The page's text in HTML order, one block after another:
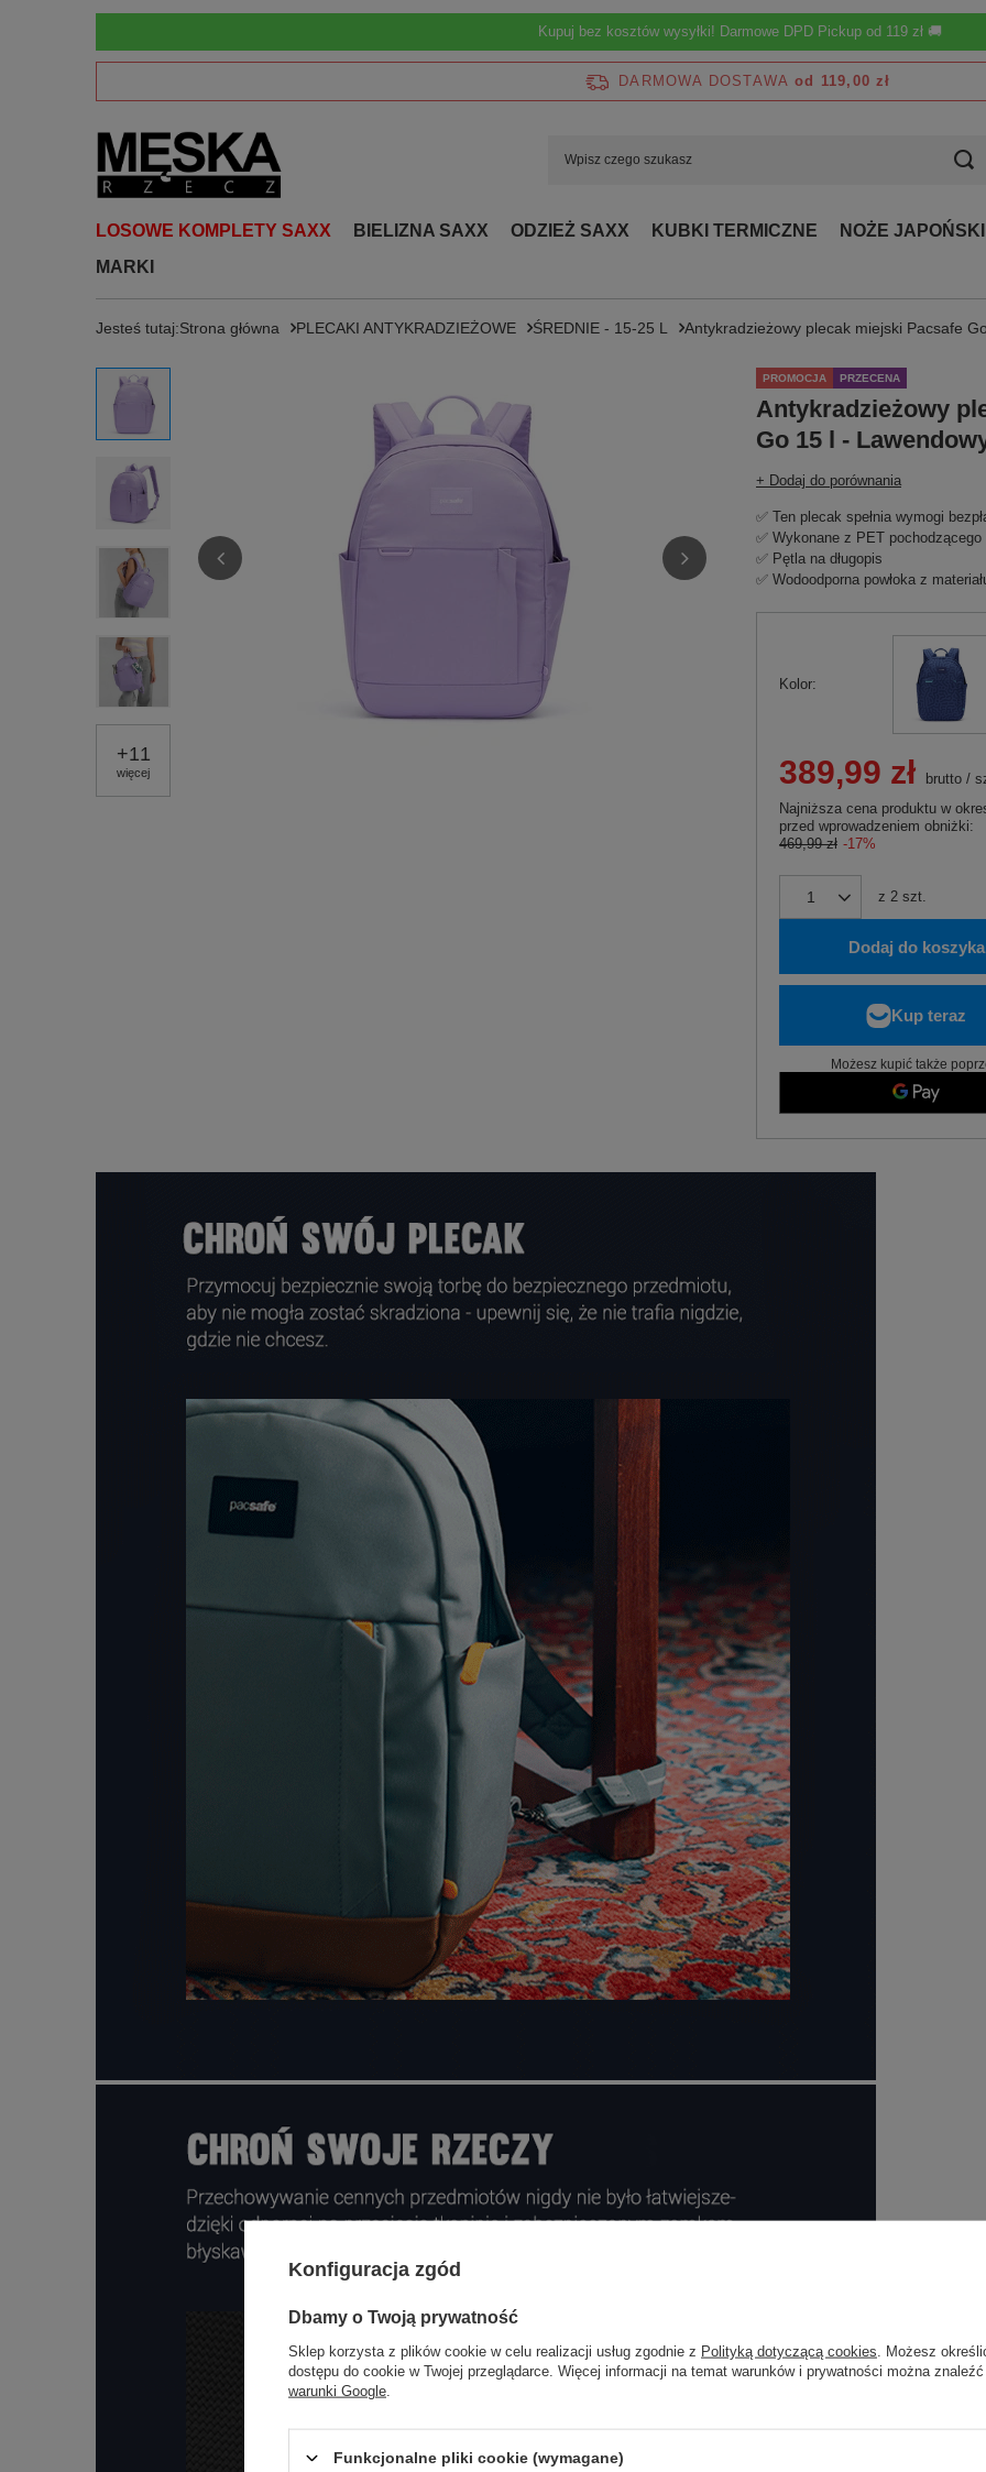
Kupuj bez kosztów wysyłki! Darmowe DPD Pickup od 119 zł 🚚
DARMOWA DOSTAWA od 119,00 zł
LOSOWE KOMPLETY SAXX BIELIZNA SAXX ODZIEŻ SAXX KUBKI TERMICZNE
NOŻE
MARKI
Jesteś tutaj:Strona główna PLECAKI ANTYKRADZIEŻOWE ŚREDNIE - 15-25 L Antykradzieżowy plecak miejski Pacsafe
+11
więcej
PROMOCJA PRZECENA
Antykradzieżowy
Go 15 l -
+ Dodaj do porównania
✅ Ten plecak spełnia wymogi
✅ Wykonane z PET
✅ Pętla na długopis
✅ Wodoodporna powłoka z
Kolor
389,99 zł brutto /
Najniższa cena produktu w
przed wprowadzeniem obniżki:
469,99 zł -17%
z 2 szt.
Dodaj do koszyka
Możesz kupić także
Konfiguracja zgód
Dbamy o Twoją prywatność
Sklep korzysta z plików cookie w celu realizacji usług zgodnie z Polityką dotyczącą cookies . Możesz
dostępu do cookie w Twojej przeglądarce. Więcej informacji na temat warunków i prywatności można
warunki Google
Funkcjonalne pliki cookie (wymagane)